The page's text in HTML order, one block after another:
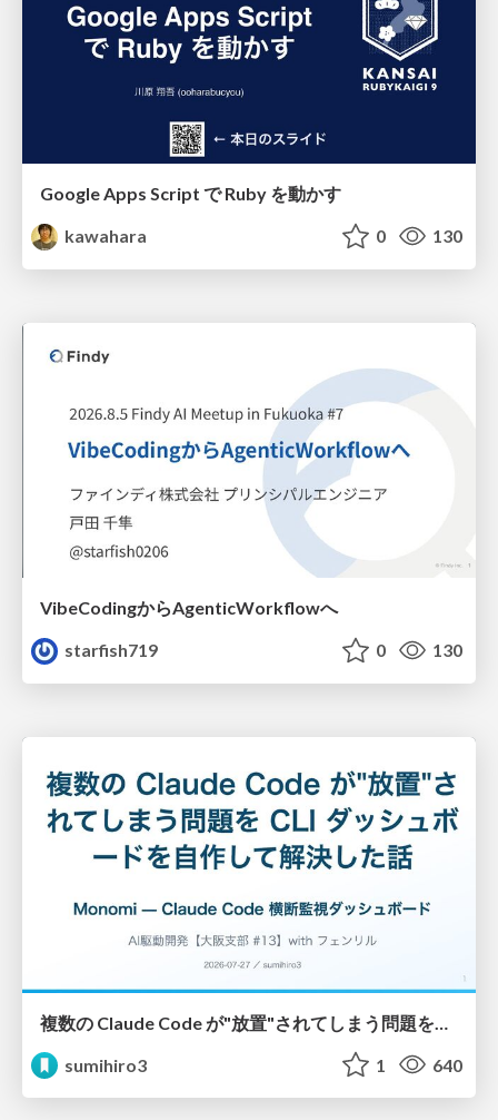
Google Apps Script で Ruby を動かす
kawahara
0 130
VibeCodingからAgenticWorkflowへ
starfish719
0 130
sumihiro3
1 640